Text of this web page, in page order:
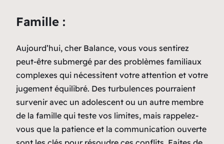
Famille :
Aujourd’hui, cher Balance, vous vous sentirez
peut-être submergé par des problèmes familiaux
complexes qui nécessitent votre attention et votre
jugement équilibré. Des turbulences pourraient
survenir avec un adolescent ou un autre membre
de la famille qui teste vos limites, mais rappelez-
vous que la patience et la communication ouverte